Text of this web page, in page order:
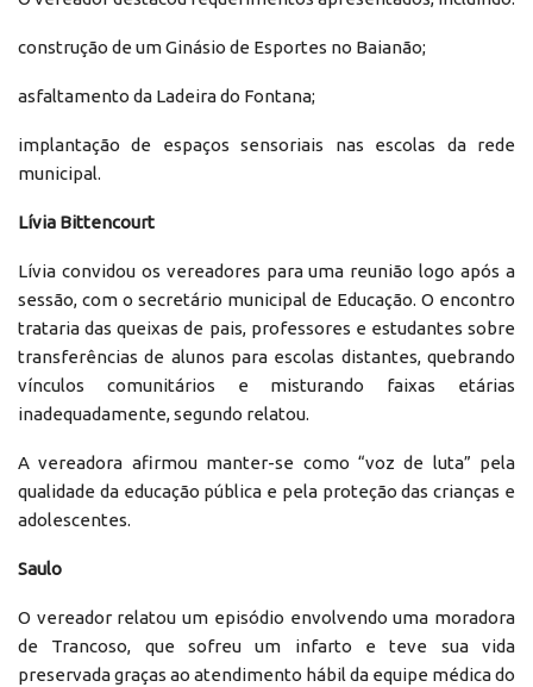
construção de um Ginásio de Esportes no Baianão;
asfaltamento da Ladeira do Fontana;
implantação de espaços sensoriais nas escolas da rede
municipal.
Lívia Bittencourt
Lívia convidou os vereadores para uma reunião logo após a
sessão, com o secretário municipal de Educação. O encontro
trataria das queixas de pais, professores e estudantes sobre
transferências de alunos para escolas distantes, quebrando
vínculos comunitários e misturando faixas etárias
inadequadamente, segundo relatou.
A vereadora afirmou manter-se como “voz de luta” pela
qualidade da educação pública e pela proteção das crianças e
adolescentes.
Saulo
O vereador relatou um episódio envolvendo uma moradora
de Trancoso, que sofreu um infarto e teve sua vida
preservada graças ao atendimento hábil da equipe médica do